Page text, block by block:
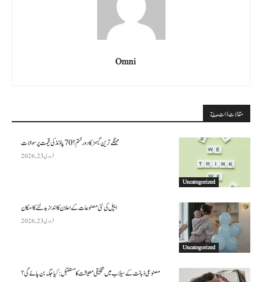
Omni
مقالات ذات صلة
Uncategorized
مہنگے ترین گیمز کا دور ختم؟ 70 پاؤنڈ کی قیمت پر سوالات
فروری 23, 2026
Uncategorized
ایپل کی نئی مصنوعات کے اعلان کا انداز بدلنے کا امکان
فروری 23, 2026
مصنوعی ذہانت کے سیلاب میں تخلیقی معیشت کا مستقبل: کیا جگہ بن پائے گی؟